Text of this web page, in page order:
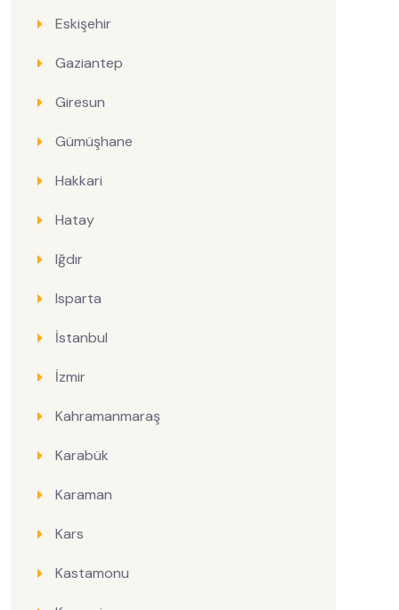
Eskişehir
Gaziantep
Giresun
Gümüşhane
Hakkari
Hatay
Iğdır
Isparta
İstanbul
İzmir
Kahramanmaraş
Karabük
Karaman
Kars
Kastamonu